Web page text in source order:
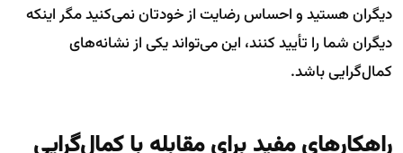
دیگران هستید و احساس رضایت از خودتان نمی‌کنید مگر اینکه
دیگران شما را تأیید کنند، این می‌تواند یکی از نشانه‌های
کمال‌گرایی باشد.
راهکارهای مفید برای مقابله با کمال‌گرایی